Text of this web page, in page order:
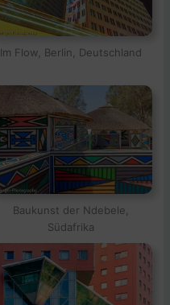
Im Flow, Berlin, Deutschland
Baukunst der Ndebele,
Südafrika